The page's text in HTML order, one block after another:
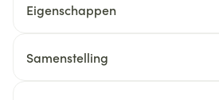
Eigenschappen
Samenstelling